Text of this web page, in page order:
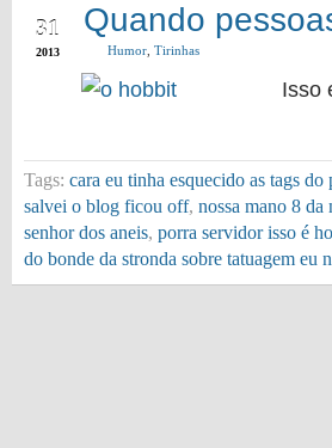
31
2013
Quando
Humor Tirinhas
Isso
Tags: cara eu tinha esquecido as tags do
salvei o blog ficou off, nossa mano 8 da
senhor dos aneis, porra servidor isso é
do bonde da stronda sobre tatuagem eu